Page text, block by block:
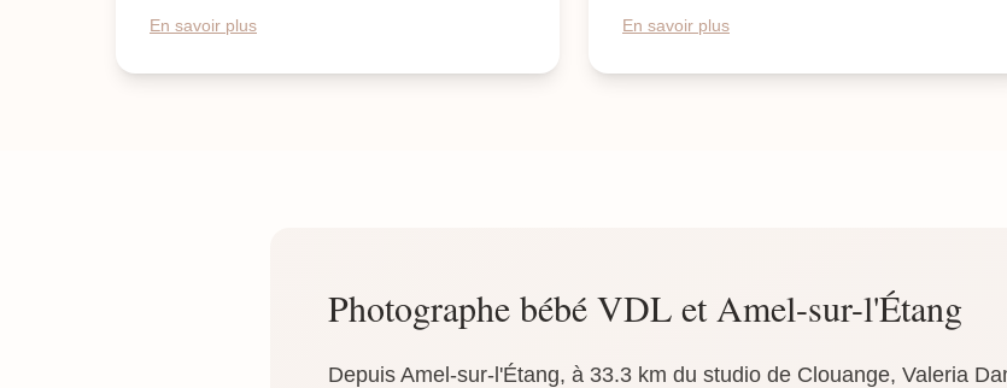
En savoir plus En savoir plus
Photographe bébé VDL et Amel-sur-l'Étang
Depuis Amel-sur-l'Étang, à 33.3 km du studio de Clouange, Valeria